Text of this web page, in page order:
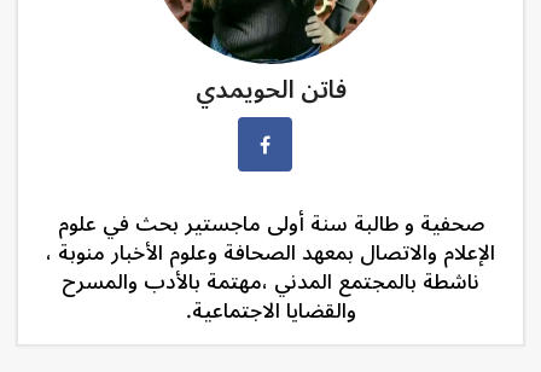
فاتن الحويمدي
صحفية و طالبة سنة أولى ماجستير بحث في علوم
الإعلام والاتصال بمعهد الصحافة وعلوم الأخبار منوبة ،
ناشطة بالمجتمع المدني ،مهتمة بالأدب والمسرح
والقضايا الاجتماعية.